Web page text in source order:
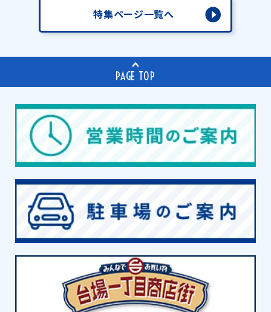
特集ページ一覧へ
PAGE TOP